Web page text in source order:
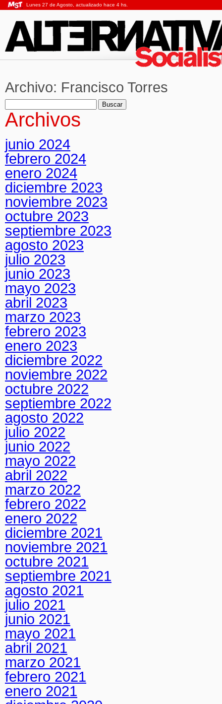
Lunes 27 de Agosto, actualizado hace 4 hs.
Archivo: Francisco Torres
Buscar:
Archivos
junio 2024
febrero 2024
enero 2024
diciembre 2023
noviembre 2023
octubre 2023
septiembre 2023
agosto 2023
julio 2023
junio 2023
mayo 2023
abril 2023
marzo 2023
febrero 2023
enero 2023
diciembre 2022
noviembre 2022
octubre 2022
septiembre 2022
agosto 2022
julio 2022
junio 2022
mayo 2022
abril 2022
marzo 2022
febrero 2022
enero 2022
diciembre 2021
noviembre 2021
octubre 2021
septiembre 2021
agosto 2021
julio 2021
junio 2021
mayo 2021
abril 2021
marzo 2021
febrero 2021
enero 2021